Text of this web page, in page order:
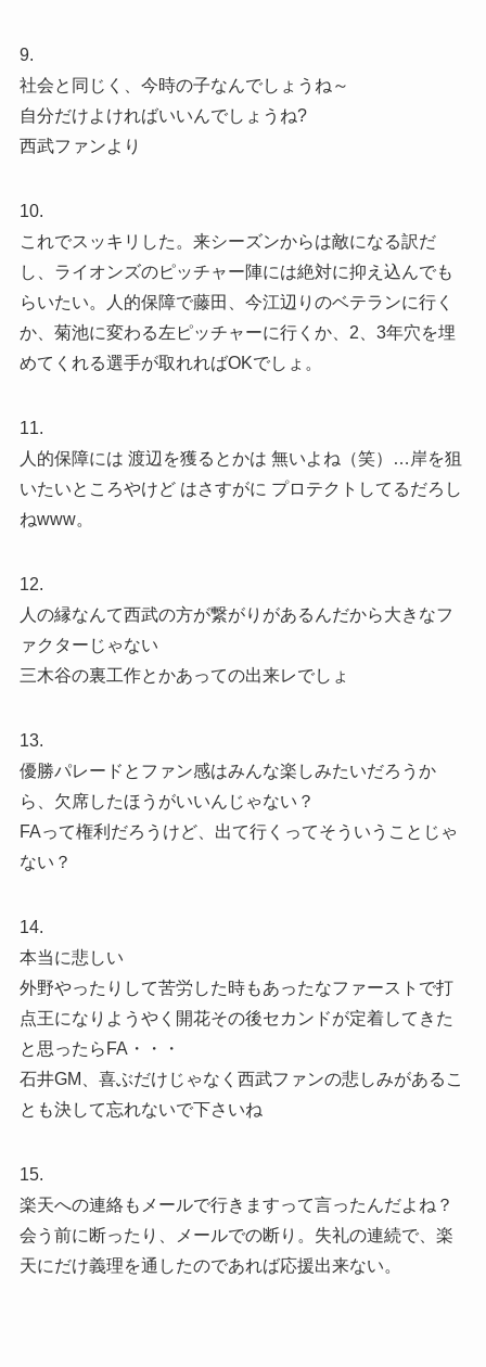
9.
社会と同じく、今時の子なんでしょうね～
自分だけよければいいんでしょうね?
西武ファンより
10.
これでスッキリした。来シーズンからは敵になる訳だ
し、ライオンズのピッチャー陣には絶対に抑え込んでも
らいたい。人的保障で藤田、今江辺りのベテランに行く
か、菊池に変わる左ピッチャーに行くか、2、3年穴を埋
めてくれる選手が取れればOKでしょ。
11.
人的保障には 渡辺を獲るとかは 無いよね（笑）…岸を狙
いたいところやけど はさすがに プロテクトしてるだろし
ねwww。
12.
人の縁なんて西武の方が繋がりがあるんだから大きなフ
ァクターじゃない
三木谷の裏工作とかあっての出来レでしょ
13.
優勝パレードとファン感はみんな楽しみたいだろうか
ら、欠席したほうがいいんじゃない？
FAって権利だろうけど、出て行くってそういうことじゃ
ない？
14.
本当に悲しい
外野やったりして苦労した時もあったなファーストで打
点王になりようやく開花その後セカンドが定着してきた
と思ったらFA・・・
石井GM、喜ぶだけじゃなく西武ファンの悲しみがあるこ
とも決して忘れないで下さいね
15.
楽天への連絡もメールで行きますって言ったんだよね？
会う前に断ったり、メールでの断り。失礼の連続で、楽
天にだけ義理を通したのであれば応援出来ない。